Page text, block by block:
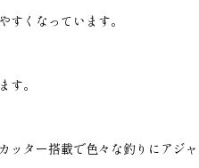
すくなっています。
す。
ター搭載で色々な釣りにアジ